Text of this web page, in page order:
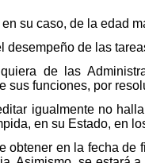
su caso, de la edad
de las
de las
sus funciones, por
igualmente no
en su Estado, en
en la fecha de